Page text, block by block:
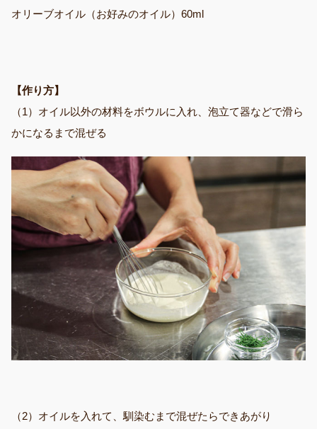
オリーブオイル（お好みのオイル）60ml
【作り方】
（1）オイル以外の材料をボウルに入れ、泡立て器などで滑ら
かになるまで混ぜる
（2）オイルを入れて、馴染むまで混ぜたらできあがり